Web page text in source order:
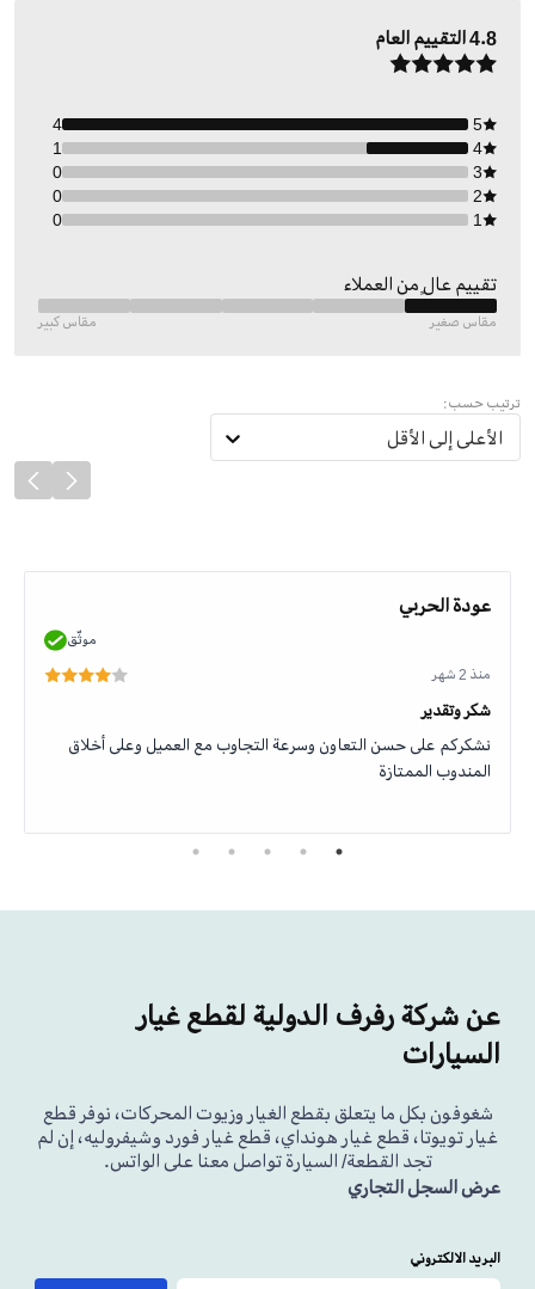
4.8التقييم العام
5
4
4
1
3
0
2
0
1
0
تقييم عالٍ من العملاء
مقاس صغير مقاس كبير
ترتيب حسب:
الأعلى إلى الأقل
عودة الحربي
موثّق
منذ 2 شهر
شكر وتقدير
نشكركم على حسن التعاون وسرعة التجاوب مع العميل وعلى أخلاق
المندوب الممتازة
عن شركة رفرف الدولية لقطع غيار
السيارات
شغوفون بكل ما يتعلق بقطع الغيار وزيوت المحركات، نوفر قطع
غيار تويوتا، قطع غيار هونداي، قطع غيار فورد وشيفروليه، إن لم
تجد القطعة/ السيارة تواصل معنا على الواتس.
عرض السجل التجاري
البريد الالكتروني